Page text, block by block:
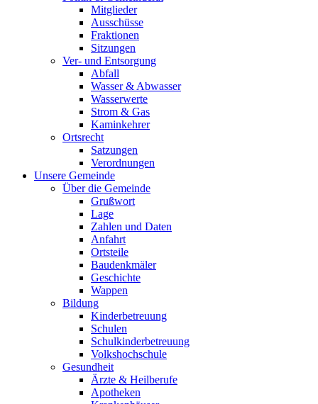
Mitglieder
Ausschüsse
Fraktionen
Sitzungen
Ver- und Entsorgung
Abfall
Wasser & Abwasser
Wasserwerte
Strom & Gas
Kaminkehrer
Ortsrecht
Satzungen
Verordnungen
Unsere Gemeinde
Über die Gemeinde
Grußwort
Lage
Zahlen und Daten
Anfahrt
Ortsteile
Baudenkmäler
Geschichte
Wappen
Bildung
Kinderbetreuung
Schulen
Schulkinderbetreuung
Volkshochschule
Gesundheit
Ärzte & Heilberufe
Apotheken